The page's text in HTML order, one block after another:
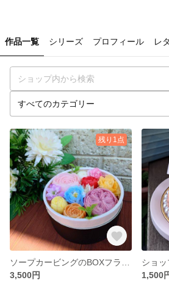
作品一覧 シリーズ プロフィール レ
残り1点
3,500円
1,500